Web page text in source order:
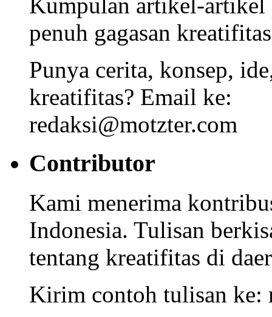
penuh gagasan
Punya cerita, konsep,
kreatifitas? Email ke:
redaksi@motzter.com
Contributor
Kami menerima
Indonesia. Tulisan
tentang kreatifitas di
Kirim contoh tulisan ke: